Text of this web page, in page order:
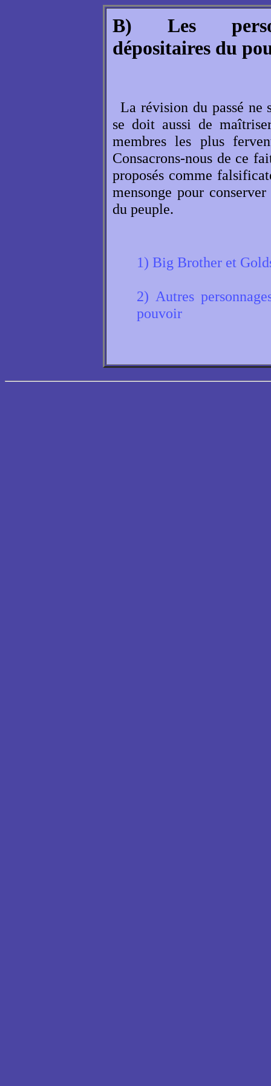
B) Les
dépositaires du
La révision du passé ne
se doit aussi de
membres les plus
Consacrons-nous de ce
proposés comme
mensonge pour
du peuple.
1) Big Brother et
2) Autres
pouvoir